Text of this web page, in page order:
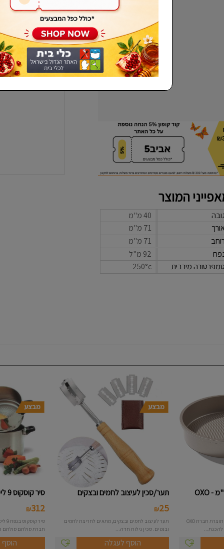
שכחתי סיסמא
המוצר
40 מ"מ
71 מ"מ
71 מ"מ
92 מ"ל
מירבית
250°c
תבנית אפיה עגולה בקוטר 23 ס"מ תוצרת חברת OXO
תער/סכין לעיצוב לחמים ובצקים
25
₪
תער לעיצוב לחמים ובצקים, מתאים לחריצת לחמים
ובגטים. סכין גילוח חדה...
הוסף לעגלה
סיר קוסקוס 9 ליטר - סולתם
312
₪
חברת סולתם סולתם